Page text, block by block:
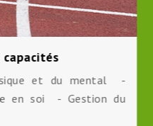
et du mental -
en soi - Gestion du